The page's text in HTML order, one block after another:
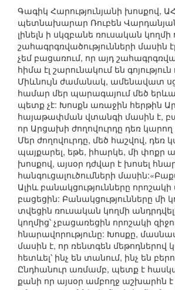
Գագիկ Հարությունյանի խոսքով,
պետնախարար Ռուբեն
լինելն ի սկզբանե ռուսական կողմի
շահագրգռվածությունների մասին
չեմ բացառում, որ այդ
հիմա էլ շարունակում են գոյություն
Միևնույն ժամանակ, ամենավատ
համար մեր պարագայում մեծ
պետք չէ: Խոսքն առաջին հերթին
հայաթափման վտանգի մասին է,
որ Արցախի ժողովուրդը դեռ կարող
Մեր ժողովուրդը, մեծ հաշվով, դեռ
պայքարել, եթե, իհարկե, մի փոքր
խոսքով, այսօր դժվար է խոսել
հանգուցալուծումների
Ալիև բանակցությունները
բացեցին: Բանակցությունները մի
տվեցին ռուսական կողմի
կողմից՝ չբացառեցին որոշակի
հնարավորությունը: Խոսքը,
մասին է, որ ռենտգեն մեթոդներով
հետևել՝ ինչ են տանում, ինչ են
Ընդհանուր առմամբ, պետք է
քանի որ այսօր ամբողջ աշխարհն